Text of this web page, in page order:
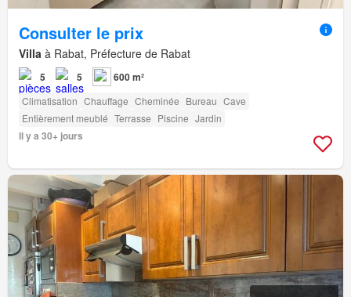
Consulter le prix
Villa à Rabat, Préfecture de Rabat
5 5 600 m²
Climatisation Chauffage Cheminée Bureau Cave
Entièrement meublé Terrasse Piscine Jardin
Il y a 30+ jours